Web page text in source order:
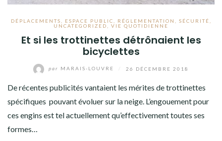
DÉPLACEMENTS ESPACE PUBLIC RÉGLEMENTATION SÉCURITÉ
UNCATEGORIZED
VIE QUOTIDIENNE
Et si les trottinettes détrônaient les
bicyclettes
par MARAIS-LOUVRE 26 DÉCEMBRE 2018
De récentes publicités vantaient les mérites de trottinettes
spécifiques pouvant évoluer sur la neige. L’engouement pour
ces engins est tel actuellement qu’effectivement toutes ses
formes…